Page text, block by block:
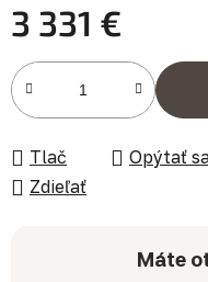
3 331 €
Jednotková cena:
Tlač Opýtať
Zdieľať
Máte